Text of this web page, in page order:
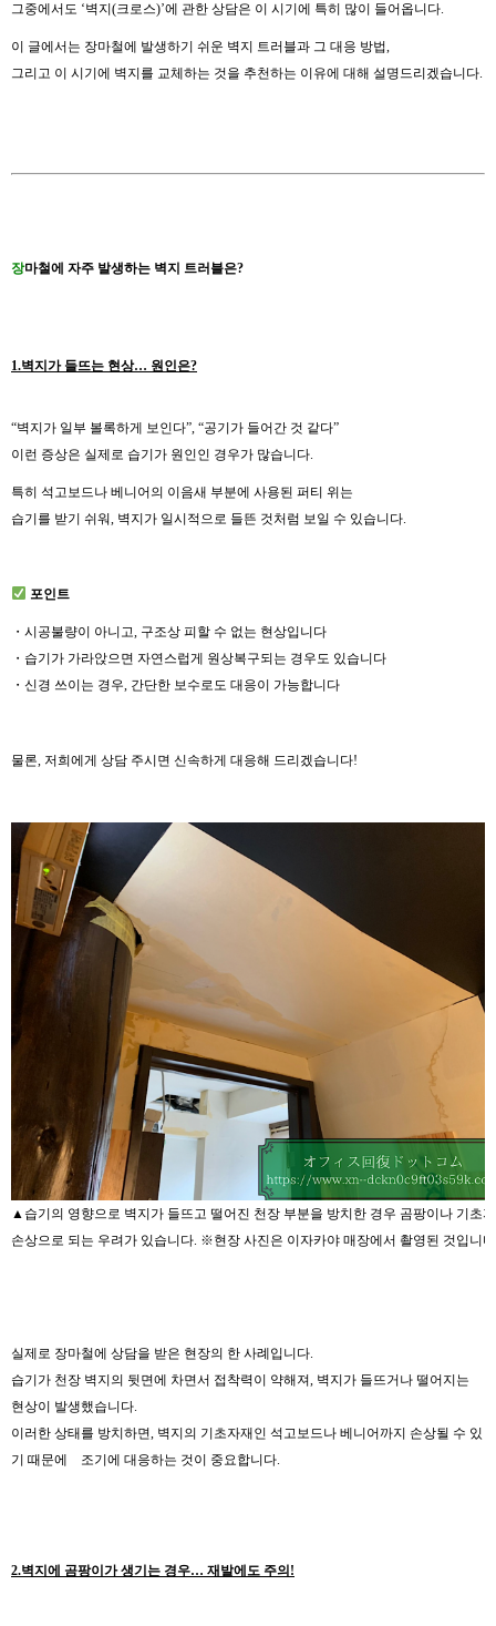
그중에서도 ‘벽지(크로스)’에 관한 상담은 이 시기에 특히 많이 들어옵니다.
이 글에서는 장마철에 발생하기 쉬운 벽지 트러블과 그 대응 방법,
그리고 이 시기에 벽지를 교체하는 것을 추천하는 이유에 대해 설명드리겠습니다.
장마철에 자주 발생하는 벽지 트러블은?
1.벽지가 들뜨는 현상… 원인은?
“벽지가 일부 볼록하게 보인다”, “공기가 들어간 것 같다”
이런 증상은 실제로 습기가 원인인 경우가 많습니다.
특히 석고보드나 베니어의 이음새 부분에 사용된 퍼티 위는
습기를 받기 쉬워, 벽지가 일시적으로 들뜬 것처럼 보일 수 있습니다.
포인트
・시공불량이 아니고, 구조상 피할 수 없는 현상입니다
・습기가 가라앉으면 자연스럽게 원상복구되는 경우도 있습니다
・신경 쓰이는 경우, 간단한 보수로도 대응이 가능합니다
물론, 저희에게 상담 주시면 신속하게 대응해 드리겠습니다!
▲습기의 영향으로 벽지가 들뜨고 떨어진 천장 부분을 방치한 경우 곰팡이나 기초
손상으로 되는 우려가 있습니다. ※현장 사진은 이자카야 매장에서 촬영된 것입니
실제로 장마철에 상담을 받은 현장의 한 사례입니다.
습기가 천장 벽지의 뒷면에 차면서 접착력이 약해져, 벽지가 들뜨거나 떨어지는
현상이 발생했습니다.
이러한 상태를 방치하면, 벽지의 기초자재인 석고보드나 베니어까지 손상될 수 있
기 때문에 조기에 대응하는 것이 중요합니다.
2.벽지에 곰팡이가 생기는 경우… 재발에도 주의!